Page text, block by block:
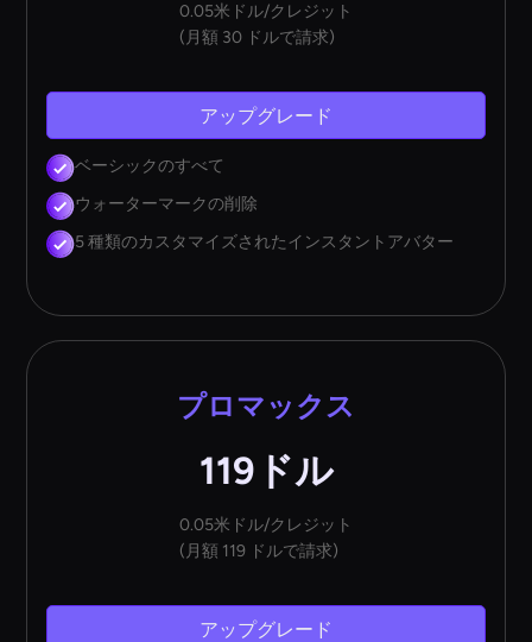
0.05米ドル/クレジット
(月額 30 ドルで請求)
アップグレード
ベーシックのすべて
ウォーターマークの削除
5 種類のカスタマイズされたインスタントアバター
プロマックス
119ドル
0.05米ドル/クレジット
(月額 119 ドルで請求)
アップグレード